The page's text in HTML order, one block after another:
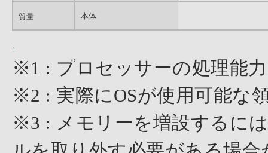
質量 本体
↑
※1 : プロセッサーの処理能
※2 : 実際にOSが使用可能な
※3 : メモリーを増設するに